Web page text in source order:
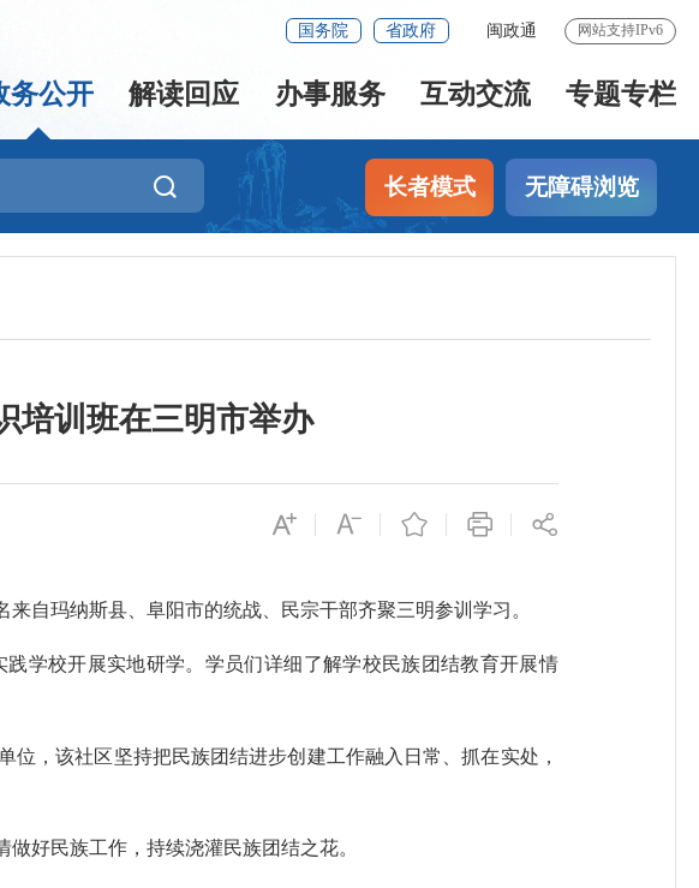
国务院 省政府 闽政通 网站支持IPv6
务公开 解读回应 办事服务 互动交流 专题专栏
长者模式 无障碍浏览
培训班在三明市举办
自玛纳斯县、阜阳市的统战、民宗干部齐聚三明参训学习。
学校开展实地研学。学员们详细了解学校民族团结教育开展情
，该社区坚持把民族团结进步创建工作融入日常、抓在实处，
好民族工作，持续浇灌民族团结之花。